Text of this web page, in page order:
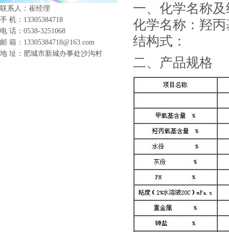
联系人：崔经理
手 机：13305384718
电 话：0538-3251068
邮 箱：13305384718@163.com
地 址：肥城市新城办事处沙沟村
一、化学名称
化学名称：羟
结构式：
二、产品规格